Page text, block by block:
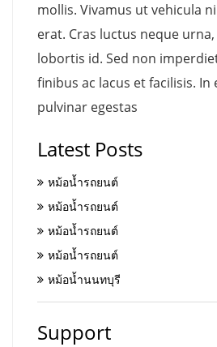
mollis. Vivamus ut vehicula
erat. Cras luctus neque
lobortis id. Sed non
finibus ac lacus et facilisis. In
pulvinar egestas
Latest Posts
หม้อน้ำรถยนต์
หม้อน้ำรถยนต์
หม้อน้ำรถยนต์
หม้อน้ำรถยนต์
หม้อน้ำนนทบุรี
Support